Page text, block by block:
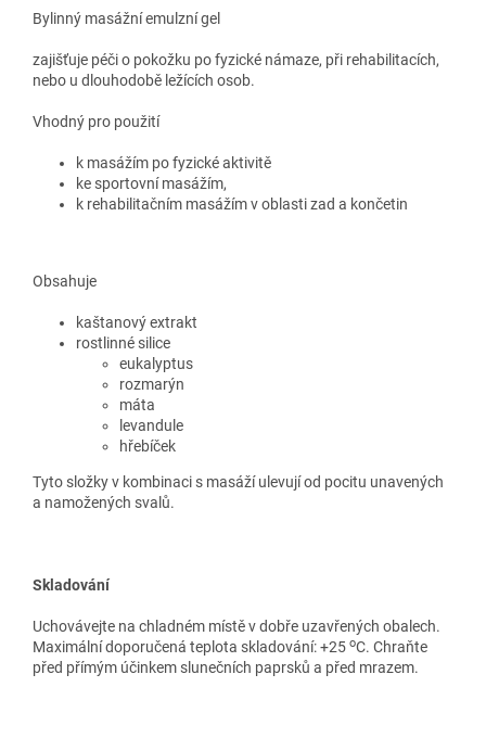
Bylinný masážní emulzní gel
zajišťuje péči o pokožku po fyzické námaze, při rehabilitacích,
nebo u dlouhodobě ležících osob.
Vhodný pro použití
k masážím po fyzické aktivitě
ke sportovní masážím,
k rehabilitačním masážím v oblasti zad a končetin
Obsahuje
kaštanový extrakt
rostlinné silice
eukalyptus
rozmarýn
máta
levandule
hřebíček
Tyto složky v kombinaci s masáží ulevují od pocitu unavených
a namožených svalů.
Skladování
Uchovávejte na chladném místě v dobře uzavřených obalech.
Maximální doporučená teplota skladování: +25 oC. Chraňte
před přímým účinkem slunečních paprsků a před mrazem.